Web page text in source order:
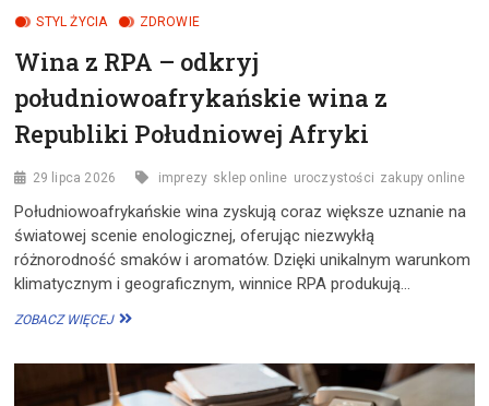
STYL ŻYCIA ZDROWIE
Wina z RPA – odkryj
południowoafrykańskie wina z
Republiki Południowej Afryki
29 lipca 2026 imprezy sklep online uroczystości zakupy online
Południowoafrykańskie wina zyskują coraz większe uznanie na
światowej scenie enologicznej, oferując niezwykłą
różnorodność smaków i aromatów. Dzięki unikalnym warunkom
klimatycznym i geograficznym, winnice RPA produkują…
ZOBACZ WIĘCEJWINA
–
ODKRYJ